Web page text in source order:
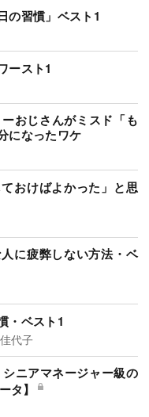
の習慣」ベスト1
ースト1
おじさんがミスド「も
になったワケ
おけばよかった」と思
に疲弊しない方法・ベ
・ベスト1
代子
ニアマネージャー級の
タ】